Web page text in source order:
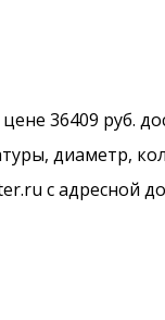
36409 руб.
диаметр,
с адресной